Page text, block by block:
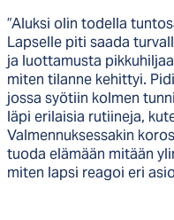
”Aluksi olin todella
Lapselle piti saada
ja luottamusta
miten tilanne kehittyi.
jossa syötiin kolmen
läpi erilaisia rutiineja,
Valmennuksessakin
tuoda elämään mitään
miten lapsi reagoi eri